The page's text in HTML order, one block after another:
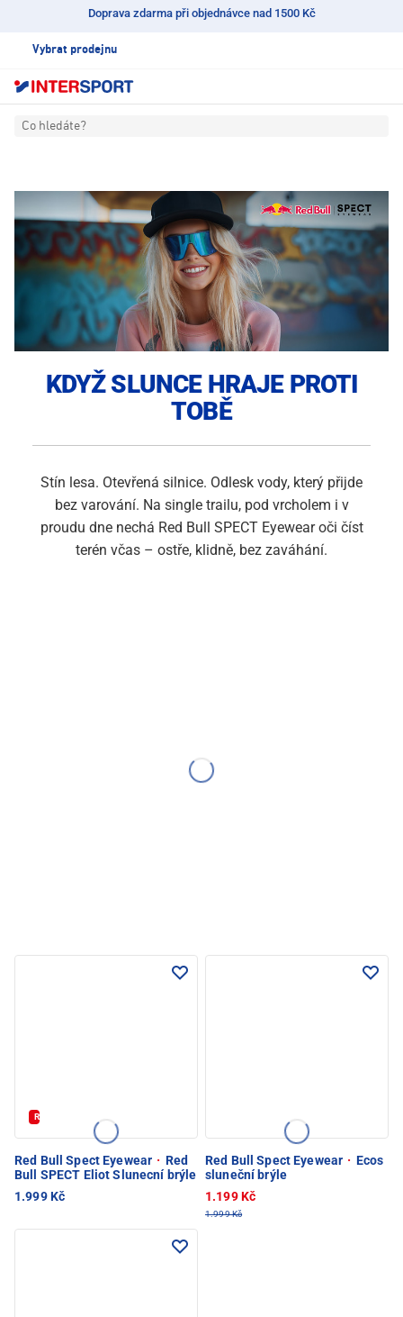
Doprava zdarma při objednávce nad 1500 Kč
Vybrat prodejnu
Co hledáte?
KDYŽ SLUNCE HRAJE PROTI
TOBĚ
Stín lesa. Otevřená silnice. Odlesk vody, který přijde
bez varování. Na single trailu, pod vrcholem i v
proudu dne nechá Red Bull SPECT Eyewear oči číst
terén včas – ostře, klidně, bez zaváhání.
REDBULL20
Red Bull Spect Eyewear · Red
Bull SPECT Eliot Slunecní brýle
1.999 Kč
Red Bull Spect Eyewear · Ecos
sluneční brýle
1.199 Kč
1.999 Kč